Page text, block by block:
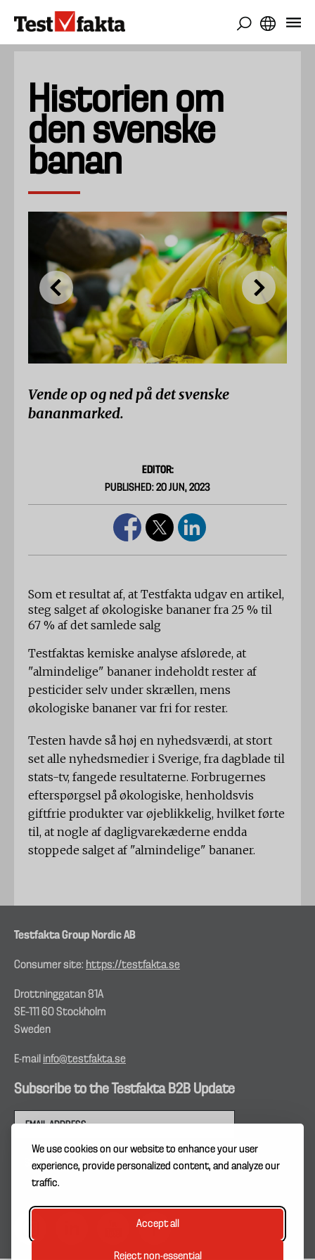
We use cookies on our website to enhance your user
experience, provide personalized content, and analyze our
traffic.
Accept all
Reject non-essential
hovedindhold
Historien om
den svenske
banan
Vende op og ned på det svenske
bananmarked.
EDITOR:
PUBLISHED: 20 JUN, 2023
Som et resultat af, at Testfakta udgav en artikel,
steg salget af økologiske bananer fra 25 % til
67 % af det samlede salg
Testfaktas kemiske analyse afslørede, at
"almindelige" bananer indeholdt rester af
pesticider selv under skrællen, mens
økologiske bananer var fri for rester.
Testen havde så høj en nyhedsværdi, at stort
set alle nyhedsmedier i Sverige, fra dagblade til
stats-tv, fangede resultaterne. Forbrugernes
efterspørgsel på økologiske, henholdsvis
giftfrie produkter var øjeblikkelig, hvilket førte
til, at nogle af dagligvarekæderne endda
stoppede salget af "almindelige" bananer.
Testfakta Group Nordic AB
Consumer site: https://testfakta.se
Drottninggatan 81A
SE–111 60 Stockholm
Sweden
E-mail info@testfakta.se
Subscribe to the Testfakta B2B Update